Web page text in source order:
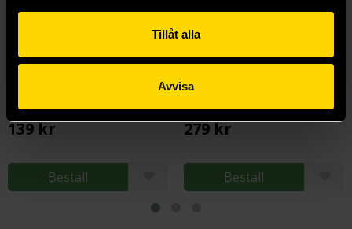
Tillåt alla
Avvisa
Alan Moore
139 kr
Beställ
I Hear A New World
Alan Moore
279 kr
Beställ